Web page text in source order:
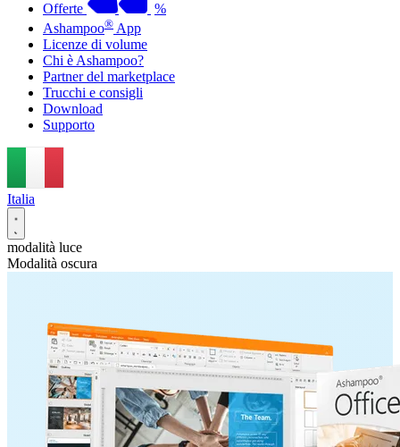
Offerte
%
Ashampoo® App
Licenze di volume
Chi è Ashampoo?
Partner del marketplace
Trucchi e consigli
Download
Supporto
Italia
modalità luce
Modalità oscura